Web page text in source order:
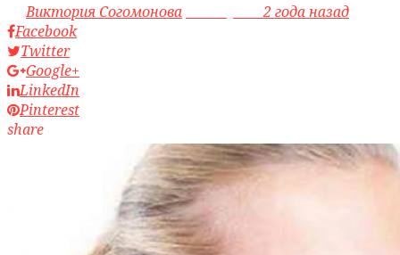
byВиктория Согомонова access_time2 года назад
Facebook
Twitter
Google+
LinkedIn
Pinterest
share